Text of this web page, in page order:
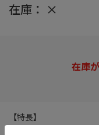
在庫： ×
在庫
【特長】